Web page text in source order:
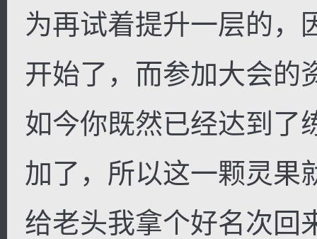
为再试着提升一层的，
开始了，而参加大会的
如今你既然已经达到了
加了，所以这一颗灵果
给老头我拿个好名次回